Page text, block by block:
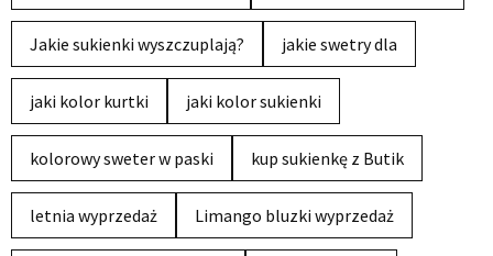
Jakie sukienki wyszczuplają? jakie swetry dla
jaki kolor kurtki jaki kolor sukienki
kolorowy sweter w paski kup sukienkę z Butik
letnia wyprzedaż Limango bluzki wyprzedaż